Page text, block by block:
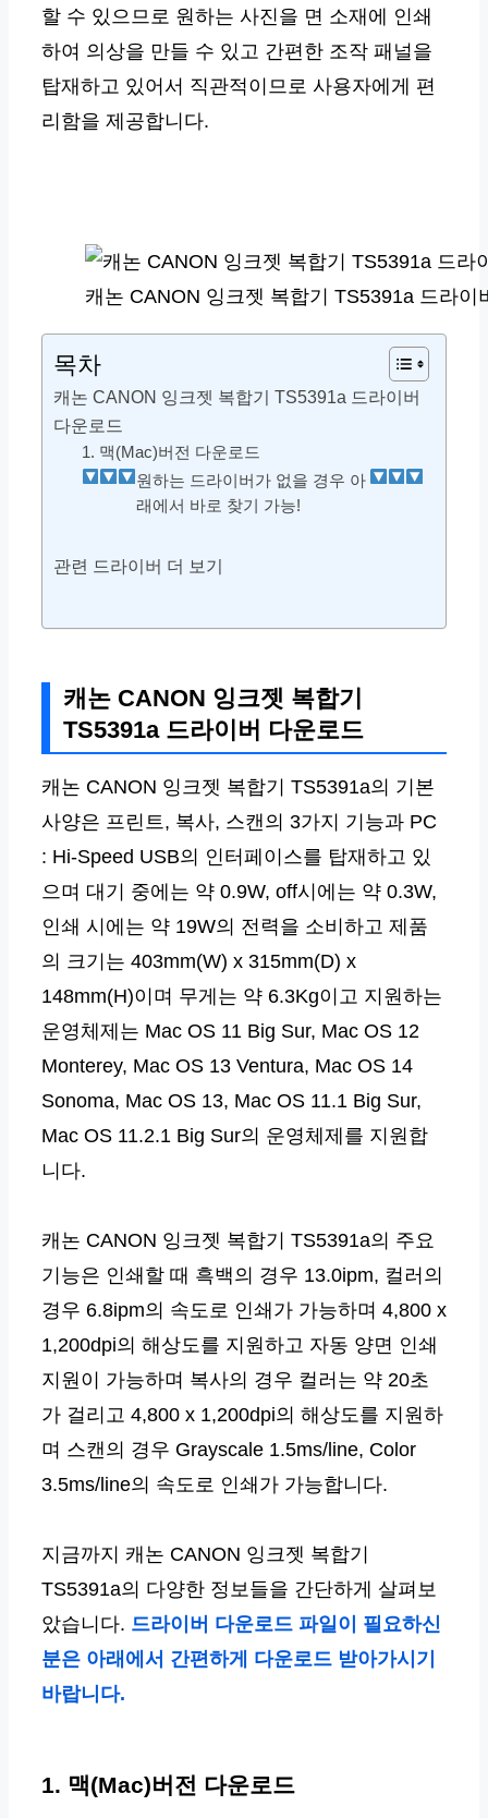
할 수 있으므로 원하는 사진을 면 소재에 인쇄
하여 의상을 만들 수 있고 간편한 조작 패널을
탑재하고 있어서 직관적이므로 사용자에게 편
리함을 제공합니다.
캐논 CANON 잉크젯 복합기 TS5391a 드라이
목차
캐논 CANON 잉크젯 복합기 TS5391a 드라이버
다운로드
1. 맥(Mac)버전 다운로드
원하는 드라이버가 없을 경우 아
래에서 바로 찾기 가능!
관련 드라이버 더 보기
캐논 CANON 잉크젯 복합기
TS5391a 드라이버 다운로드
캐논 CANON 잉크젯 복합기 TS5391a의 기본
사양은 프린트, 복사, 스캔의 3가지 기능과 PC
: Hi-Speed USB의 인터페이스를 탑재하고 있
으며 대기 중에는 약 0.9W, off시에는 약 0.3W,
인쇄 시에는 약 19W의 전력을 소비하고 제품
의 크기는 403mm(W) x 315mm(D) x
148mm(H)이며 무게는 약 6.3Kg이고 지원하는
운영체제는 Mac OS 11 Big Sur, Mac OS 12
Monterey, Mac OS 13 Ventura, Mac OS 14
Sonoma, Mac OS 13, Mac OS 11.1 Big Sur,
Mac OS 11.2.1 Big Sur의 운영체제를 지원합
니다.
캐논 CANON 잉크젯 복합기 TS5391a의 주요
기능은 인쇄할 때 흑백의 경우 13.0ipm, 컬러의
경우 6.8ipm의 속도로 인쇄가 가능하며 4,800 x
1,200dpi의 해상도를 지원하고 자동 양면 인쇄
지원이 가능하며 복사의 경우 컬러는 약 20초
가 걸리고 4,800 x 1,200dpi의 해상도를 지원하
며 스캔의 경우 Grayscale 1.5ms/line, Color
3.5ms/line의 속도로 인쇄가 가능합니다.
지금까지 캐논 CANON 잉크젯 복합기
TS5391a의 다양한 정보들을 간단하게 살펴보
았습니다. 드라이버 다운로드 파일이 필요하신
분은 아래에서 간편하게 다운로드 받아가시기
바랍니다.
1. 맥(Mac)버전 다운로드